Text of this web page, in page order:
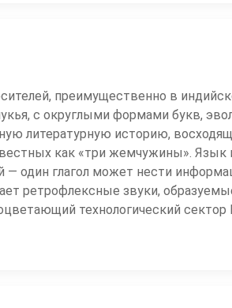
преимущественно в
с округлыми формами букв,
литературную историю,
как «три жемчужины».
глагол может нести
ретрофлексные звуки,
технологический